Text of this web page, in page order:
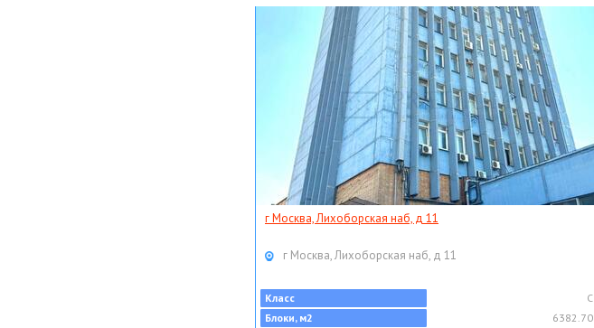
г Москва, Лихоборская наб, д 11
г Москва, Лихоборская наб, д 11
Класс
C
Блоки, м2
6382.70